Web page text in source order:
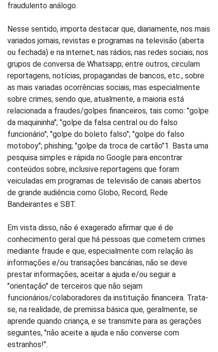
fraudulento análogo.
Nesse sentido, importa destacar que, diariamente, nos mais
variados jornais, revistas e programas na televisão (aberta
ou fechada) e na internet; nas rádios; nas redes sociais; nos
grupos de conversa de Whatsapp; entre outros, circulam
reportagens, notícias, propagandas de bancos, etc., sobre
as mais variadas ocorrências sociais, mas especialmente
sobre crimes, sendo que, atualmente, a maioria está
relacionada a fraudes/golpes financeiros, tais como: "golpe
da maquininha"; "golpe da falsa central ou do falso
funcionário"; "golpe do boleto falso"; "golpe do falso
motoboy"; phishing; "golpe da troca de cartão"1. Basta uma
pesquisa simples e rápida no Google para encontrar
conteúdos sobre, inclusive reportagens que foram
veiculadas em programas de televisão de canais abertos
de grande audiência como Globo, Record, Rede
Bandeirantes e SBT.
Em vista disso, não é exagerado afirmar que é de
conhecimento geral que há pessoas que cometem crimes
mediante fraude e que, especialmente com relação às
informações e/ou transações bancárias, não se deve
prestar informações, aceitar a ajuda e/ou seguir a
"orientação" de terceiros que não sejam
funcionários/colaboradores da instituição financeira. Trata-
se, na realidade, de premissa básica que, geralmente, se
aprende quando criança, e se transmite para as gerações
seguintes, "não aceite a ajuda e não converse com
estranhos!".